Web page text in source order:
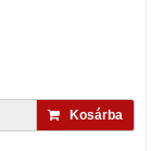
Kosárba